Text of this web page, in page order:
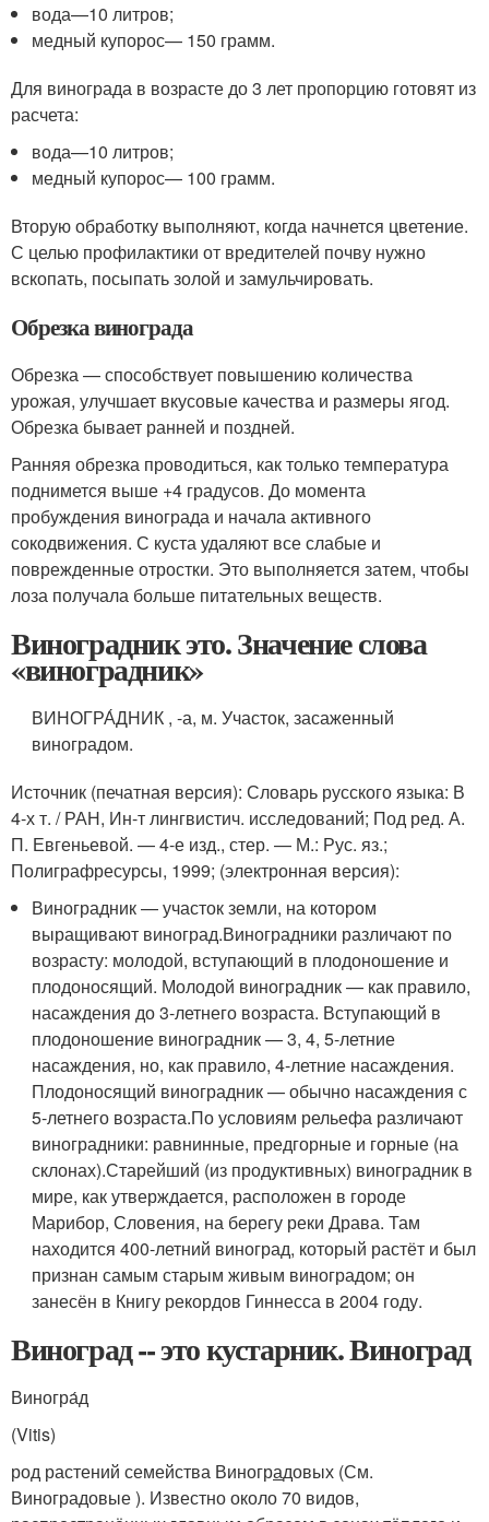
вода—10 литров;
медный купорос— 150 грамм.
Для винограда в возрасте до 3 лет пропорцию готовят из
расчета:
вода—10 литров;
медный купорос— 100 грамм.
Вторую обработку выполняют, когда начнется цветение.
С целью профилактики от вредителей почву нужно
вскопать, посыпать золой и замульчировать.
Обрезка винограда
Обрезка — способствует повышению количества
урожая, улучшает вкусовые качества и размеры ягод.
Обрезка бывает ранней и поздней.
Ранняя обрезка проводиться, как только температура
поднимется выше +4 градусов. До момента
пробуждения винограда и начала активного
сокодвижения. С куста удаляют все слабые и
поврежденные отростки. Это выполняется затем, чтобы
лоза получала больше питательных веществ.
Виноградник это. Значение слова
«виноградник»
ВИНОГРА́ДНИК , -а, м. Участок, засаженный
виноградом.
Источник (печатная версия): Словарь русского языка: В
4-х т. / РАН, Ин-т лингвистич. исследований; Под ред. А.
П. Евгеньевой. — 4-е изд., стер. — М.: Рус. яз.;
Полиграфресурсы, 1999; (электронная версия):
Виноградник — участок земли, на котором
выращивают виноград.Виноградники различают по
возрасту: молодой, вступающий в плодоношение и
плодоносящий. Молодой виноградник — как правило,
насаждения до 3-летнего возраста. Вступающий в
плодоношение виноградник — 3, 4, 5-летние
насаждения, но, как правило, 4-летние насаждения.
Плодоносящий виноградник — обычно насаждения с
5-летнего возраста.По условиям рельефа различают
виноградники: равнинные, предгорные и горные (на
склонах).Старейший (из продуктивных) виноградник в
мире, как утверждается, расположен в городе
Марибор, Словения, на берегу реки Драва. Там
находится 400-летний виноград, который растёт и был
признан самым старым живым виноградом; он
занесён в Книгу рекордов Гиннесса в 2004 году.
Виноград -- это кустарник. Виноград
Виногра́д
(Vitis)
род растений семейства Виноградовых (См.
Виноградовые ). Известно около 70 видов,